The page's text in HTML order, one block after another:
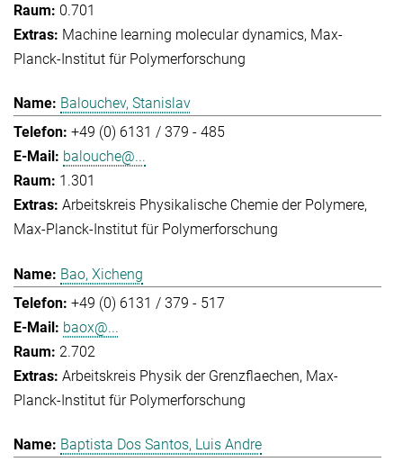
0.701
Machine learning molecular dynamics Max-
Planck-Institut für Polymerforschung
Balouchev, Stanislav
+49 (0) 6131 / 379 - 485
balouche@...
1.301
Arbeitskreis Physikalische Chemie der Polymere
Max-Planck-Institut für Polymerforschung
Bao, Xicheng
+49 (0) 6131 / 379 - 517
baox@...
2.702
Arbeitskreis Physik der Grenzflaechen Max-
Planck-Institut für Polymerforschung
Baptista Dos Santos, Luis Andre